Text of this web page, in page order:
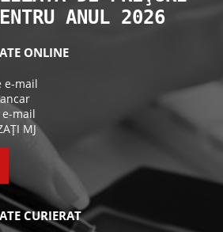
ANUL 2026
ONLINE
e-mail
mail
MJ
CURIERAT